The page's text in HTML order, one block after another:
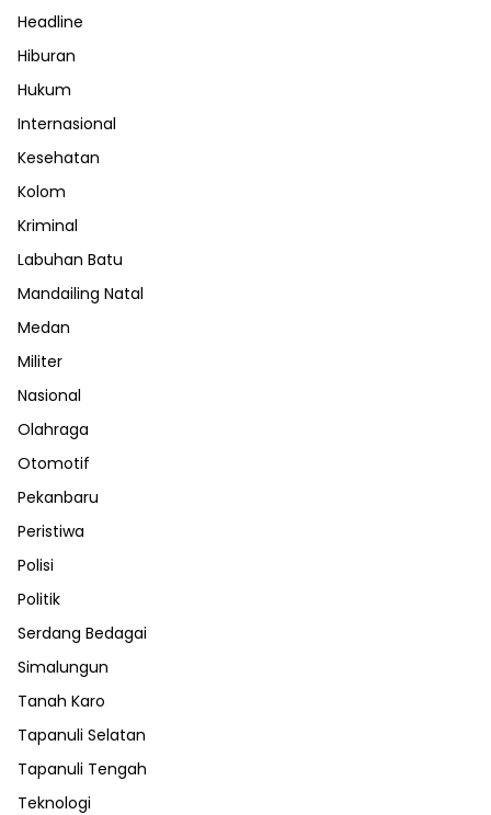
Headline
Hiburan
Hukum
Internasional
Kesehatan
Kolom
Kriminal
Labuhan Batu
Mandailing Natal
Medan
Militer
Nasional
Olahraga
Otomotif
Pekanbaru
Peristiwa
Polisi
Politik
Serdang Bedagai
Simalungun
Tanah Karo
Tapanuli Selatan
Tapanuli Tengah
Teknologi